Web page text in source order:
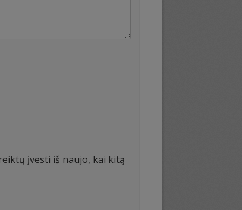
įvesti iš naujo, kai kitą